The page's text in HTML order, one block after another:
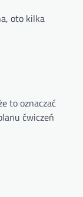
oto kilka
to oznaczać
ćwiczeń